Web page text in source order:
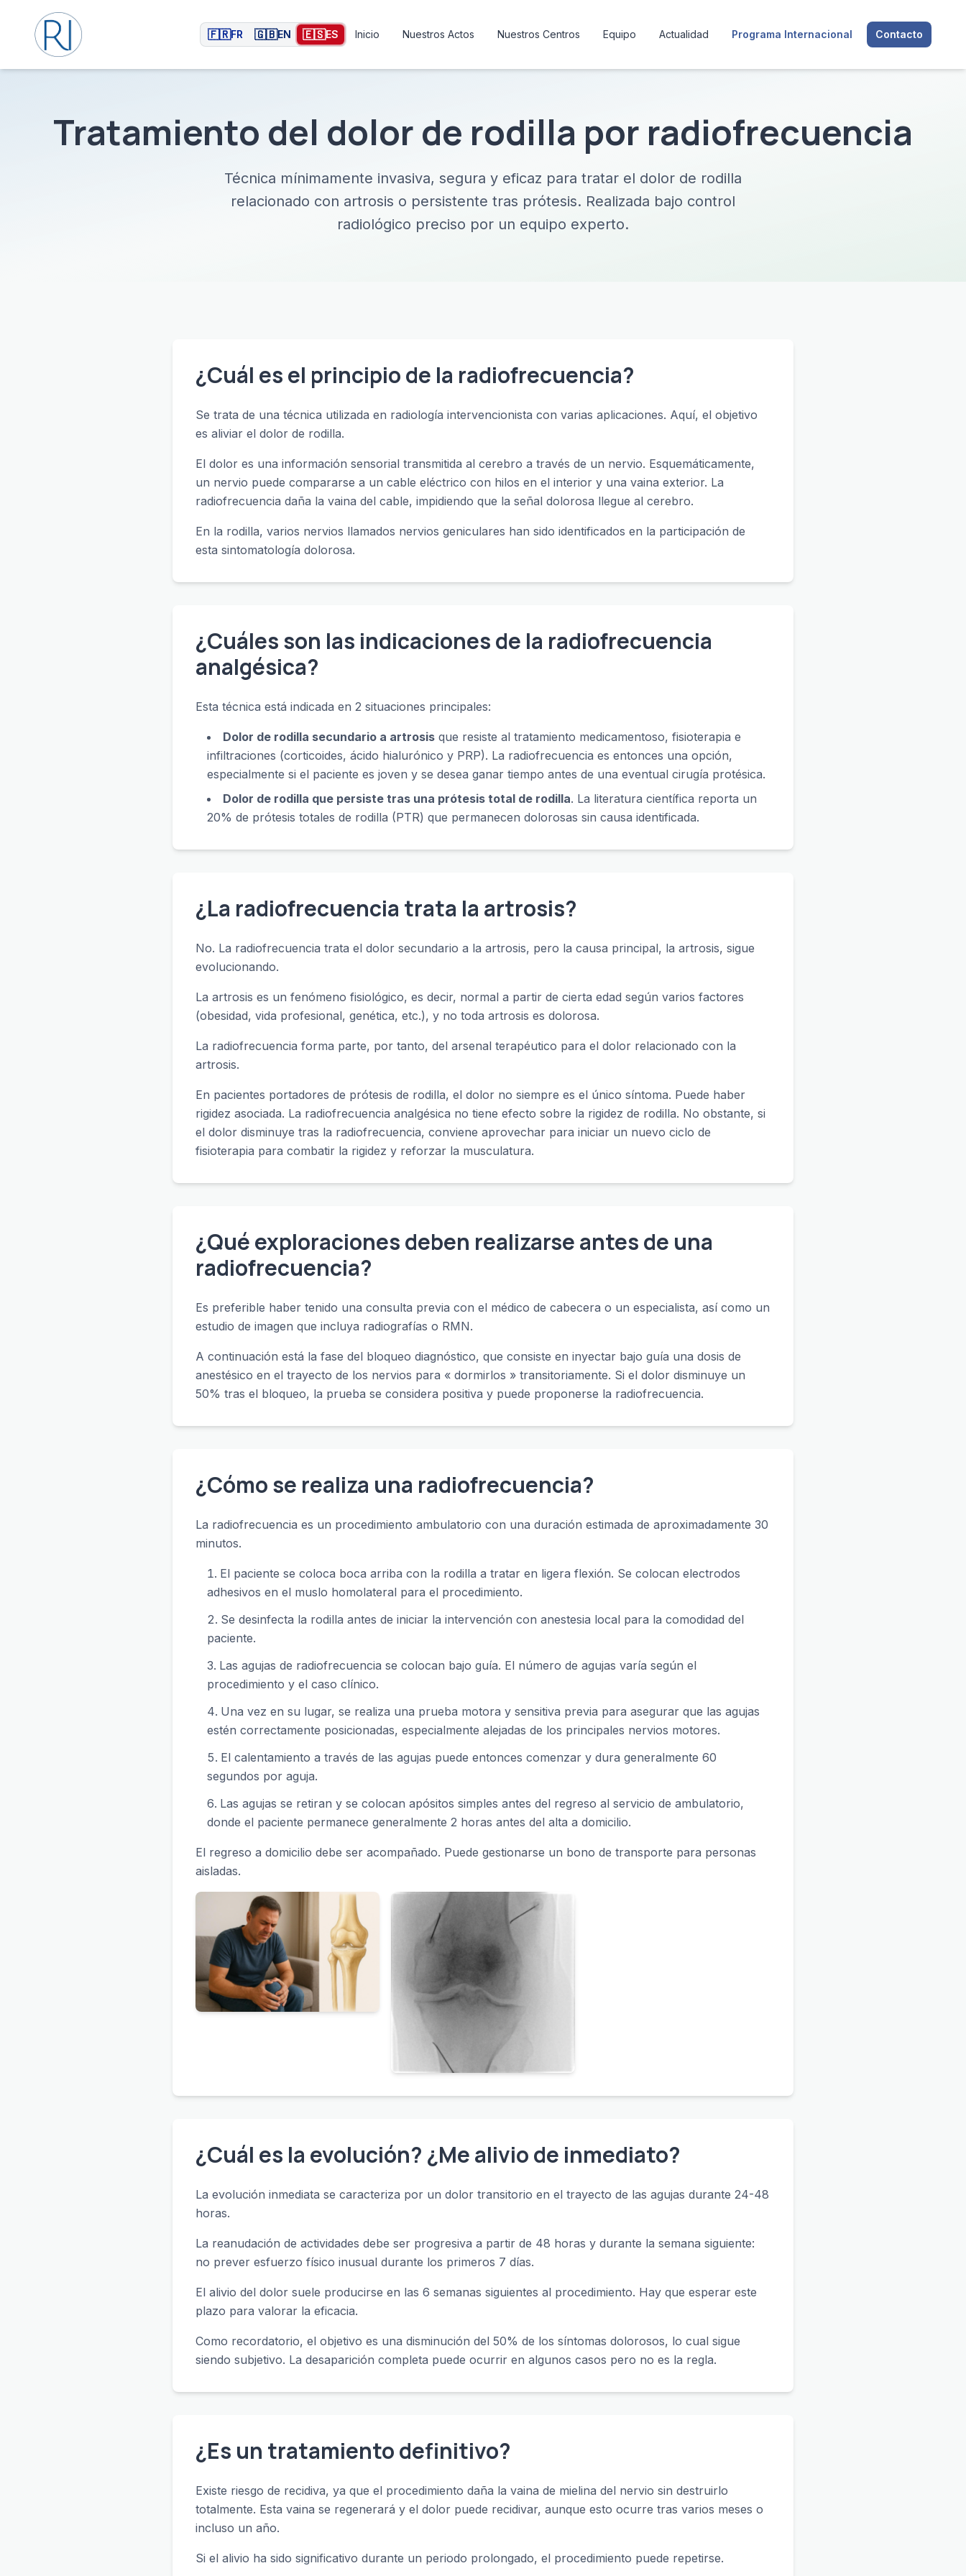
🇫🇷FR 🇬🇧EN 🇪🇸ES Inicio Nuestros Actos Nuestros Centros Equipo Actualidad Programa Internacional Contacto
Tratamiento del dolor de rodilla por radiofrecuencia
Técnica mínimamente invasiva, segura y eficaz para tratar el dolor de rodilla
relacionado con artrosis o persistente tras prótesis. Realizada bajo control
radiológico preciso por un equipo experto.
¿Cuál es el principio de la radiofrecuencia?
Se trata de una técnica utilizada en radiología intervencionista con varias aplicaciones. Aquí, el objetivo
es aliviar el dolor de rodilla.
El dolor es una información sensorial transmitida al cerebro a través de un nervio. Esquemáticamente,
un nervio puede compararse a un cable eléctrico con hilos en el interior y una vaina exterior. La
radiofrecuencia daña la vaina del cable, impidiendo que la señal dolorosa llegue al cerebro.
En la rodilla, varios nervios llamados nervios geniculares han sido identificados en la participación de
esta sintomatología dolorosa.
¿Cuáles son las indicaciones de la radiofrecuencia
analgésica?
Esta técnica está indicada en 2 situaciones principales:
Dolor de rodilla secundario a artrosis que resiste al tratamiento medicamentoso, fisioterapia e
infiltraciones (corticoides, ácido hialurónico y PRP). La radiofrecuencia es entonces una opción,
especialmente si el paciente es joven y se desea ganar tiempo antes de una eventual cirugía protésica.
Dolor de rodilla que persiste tras una prótesis total de rodilla. La literatura científica reporta un
20% de prótesis totales de rodilla (PTR) que permanecen dolorosas sin causa identificada.
¿La radiofrecuencia trata la artrosis?
No. La radiofrecuencia trata el dolor secundario a la artrosis, pero la causa principal, la artrosis, sigue
evolucionando.
La artrosis es un fenómeno fisiológico, es decir, normal a partir de cierta edad según varios factores
(obesidad, vida profesional, genética, etc.), y no toda artrosis es dolorosa.
La radiofrecuencia forma parte, por tanto, del arsenal terapéutico para el dolor relacionado con la
artrosis.
En pacientes portadores de prótesis de rodilla, el dolor no siempre es el único síntoma. Puede haber
rigidez asociada. La radiofrecuencia analgésica no tiene efecto sobre la rigidez de rodilla. No obstante, si
el dolor disminuye tras la radiofrecuencia, conviene aprovechar para iniciar un nuevo ciclo de
fisioterapia para combatir la rigidez y reforzar la musculatura.
¿Qué exploraciones deben realizarse antes de una
radiofrecuencia?
Es preferible haber tenido una consulta previa con el médico de cabecera o un especialista, así como un
estudio de imagen que incluya radiografías o RMN.
A continuación está la fase del bloqueo diagnóstico, que consiste en inyectar bajo guía una dosis de
anestésico en el trayecto de los nervios para « dormirlos » transitoriamente. Si el dolor disminuye un
50% tras el bloqueo, la prueba se considera positiva y puede proponerse la radiofrecuencia.
¿Cómo se realiza una radiofrecuencia?
La radiofrecuencia es un procedimiento ambulatorio con una duración estimada de aproximadamente 30
minutos.
El paciente se coloca boca arriba con la rodilla a tratar en ligera flexión. Se colocan electrodos
adhesivos en el muslo homolateral para el procedimiento.
Se desinfecta la rodilla antes de iniciar la intervención con anestesia local para la comodidad del
paciente.
Las agujas de radiofrecuencia se colocan bajo guía. El número de agujas varía según el
procedimiento y el caso clínico.
Una vez en su lugar, se realiza una prueba motora y sensitiva previa para asegurar que las agujas
estén correctamente posicionadas, especialmente alejadas de los principales nervios motores.
El calentamiento a través de las agujas puede entonces comenzar y dura generalmente 60
segundos por aguja.
Las agujas se retiran y se colocan apósitos simples antes del regreso al servicio de ambulatorio,
donde el paciente permanece generalmente 2 horas antes del alta a domicilio.
El regreso a domicilio debe ser acompañado. Puede gestionarse un bono de transporte para personas
aisladas.
¿Cuál es la evolución? ¿Me alivio de inmediato?
La evolución inmediata se caracteriza por un dolor transitorio en el trayecto de las agujas durante 24-48
horas.
La reanudación de actividades debe ser progresiva a partir de 48 horas y durante la semana siguiente:
no prever esfuerzo físico inusual durante los primeros 7 días.
El alivio del dolor suele producirse en las 6 semanas siguientes al procedimiento. Hay que esperar este
plazo para valorar la eficacia.
Como recordatorio, el objetivo es una disminución del 50% de los síntomas dolorosos, lo cual sigue
siendo subjetivo. La desaparición completa puede ocurrir en algunos casos pero no es la regla.
¿Es un tratamiento definitivo?
Existe riesgo de recidiva, ya que el procedimiento daña la vaina de mielina del nervio sin destruirlo
totalmente. Esta vaina se regenerará y el dolor puede recidivar, aunque esto ocurre tras varios meses o
incluso un año.
Si el alivio ha sido significativo durante un periodo prolongado, el procedimiento puede repetirse.